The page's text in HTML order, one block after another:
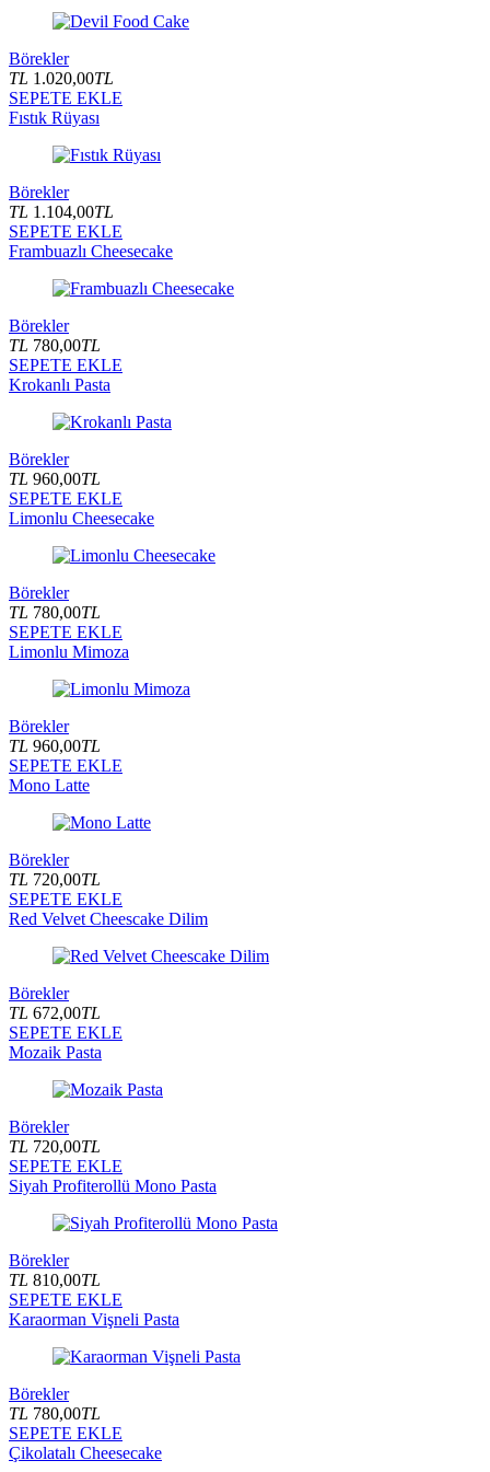
Börekler
TL 1.020,00TL
SEPETE EKLE
Fıstık Rüyası
Börekler
TL 1.104,00TL
SEPETE EKLE
Frambuazlı Cheesecake
Börekler
TL 780,00TL
SEPETE EKLE
Krokanlı Pasta
Börekler
TL 960,00TL
SEPETE EKLE
Limonlu Cheesecake
Börekler
TL 780,00TL
SEPETE EKLE
Limonlu Mimoza
Börekler
TL 960,00TL
SEPETE EKLE
Mono Latte
Börekler
TL 720,00TL
SEPETE EKLE
Red Velvet Cheescake Dilim
Börekler
TL 672,00TL
SEPETE EKLE
Mozaik Pasta
Börekler
TL 720,00TL
SEPETE EKLE
Siyah Profiterollü Mono Pasta
Börekler
TL 810,00TL
SEPETE EKLE
Karaorman Vişneli Pasta
Börekler
TL 780,00TL
SEPETE EKLE
Çikolatalı Cheesecake